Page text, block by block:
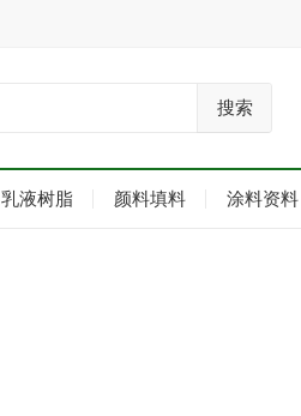
搜索
乳液树脂 颜料填料 涂料资料